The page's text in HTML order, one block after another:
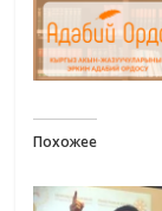
Похожее